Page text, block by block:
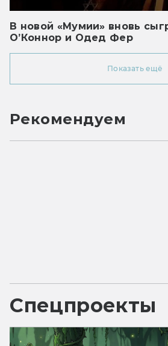
В новой «Мумии» вновь
О’Коннор и Одед Фер
Показать ещё
Рекомендуем
Спецпроекты